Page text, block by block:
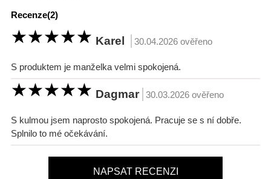
Recenze(2)
Karel 30.04.2026 ověřeno
S produktem je manželka velmi spokojená.
Dagmar 30.03.2026 ověřeno
S kulmou jsem naprosto spokojená. Pracuje se s ní dobře.
Splnilo to mé očekávání.
NAPSAT RECENZI